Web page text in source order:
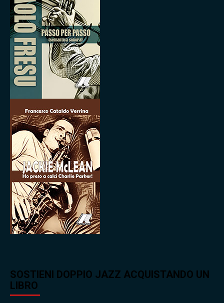
SOSTIENI DOPPIO JAZZ ACQUISTANDO UN
LIBRO